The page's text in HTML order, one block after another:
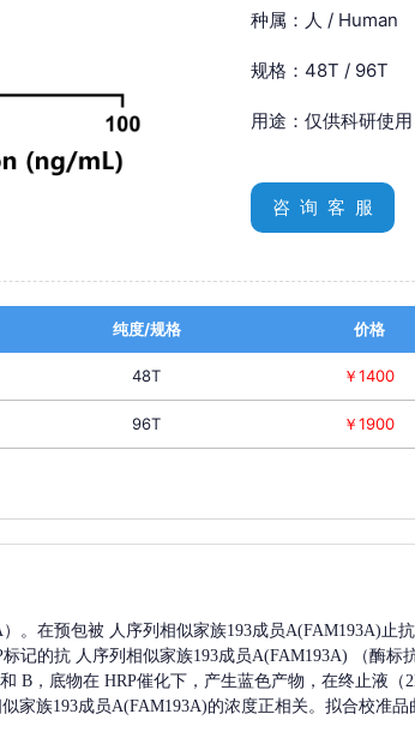
种属：人 / Human
规格：48T / 96T
用途：仅供科研使用
咨 询 客 服
纯度/规格 价格
48T ￥1400
96T ￥1900
。在预包被 人序列相似家族193成员A(FAM193A)止
标记的抗 人序列相似家族193成员A(FAM193A)
（酶标
B，底物在 HRP催化下，产生蓝色产物，在终止液
家族193成员A(FAM193A)的浓度正相关。拟合校准